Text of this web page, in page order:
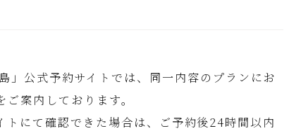
公式予約サイトでは、同一内容のプランにお
案内しております。
にて確認できた場合は、ご予約後24時間以内